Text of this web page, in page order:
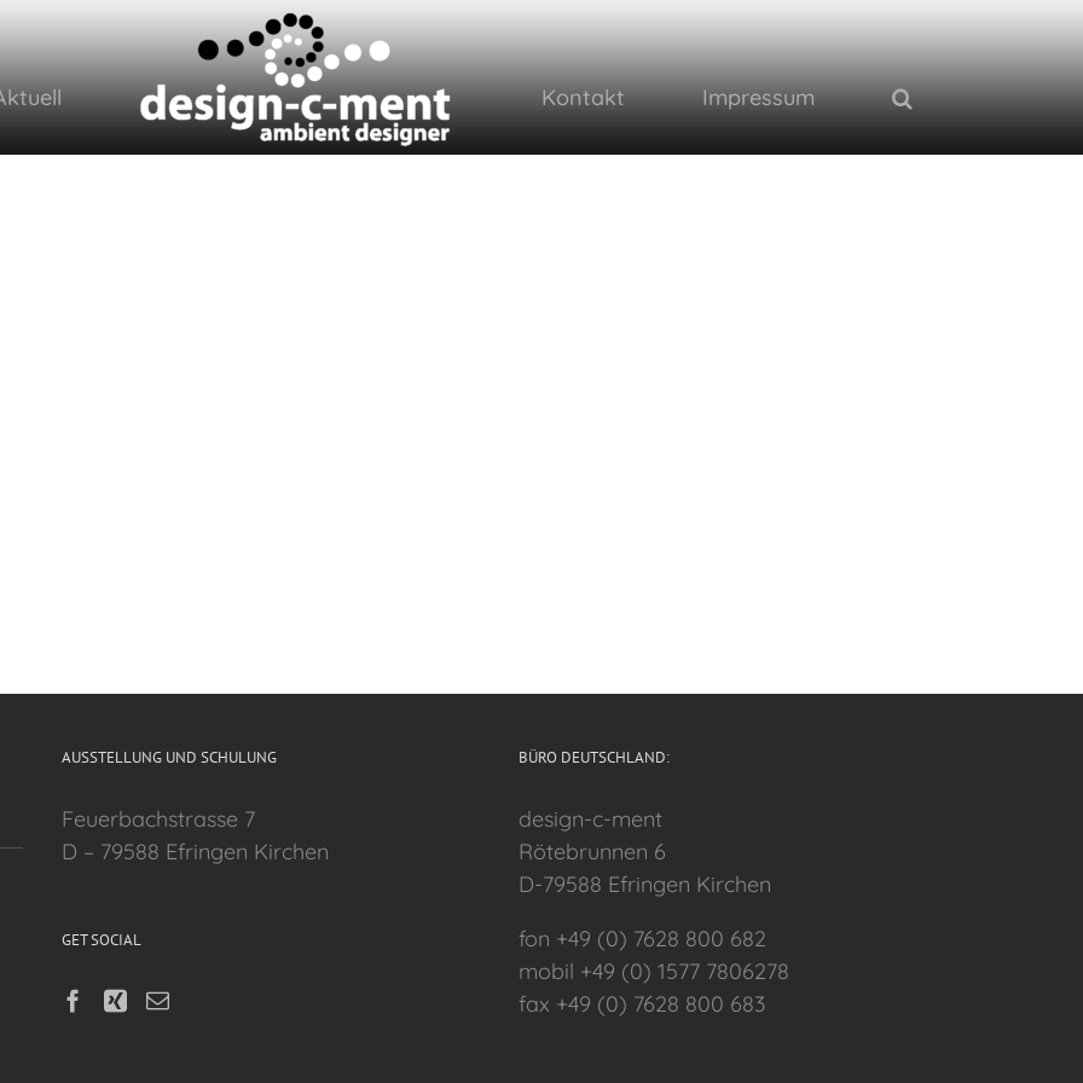
Kontakt Impressum
AUSSTELLUNG UND SCHULUNG
Feuerbachstrasse 7
D – 79588 Efringen Kirchen
GET SOCIAL
BÜRO DEUTSCHLAND:
design-c-ment
Rötebrunnen 6
D-79588 Efringen Kirchen
fon +49 (0) 7628 800 682
mobil +49 (0) 1577 7806278
fax +49 (0) 7628 800 683